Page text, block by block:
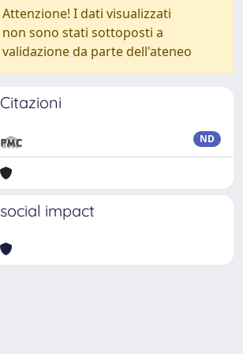
Attenzione! I dati visualizzati
non sono stati sottoposti a
validazione da parte dell'ateneo
Citazioni
ND
social impact